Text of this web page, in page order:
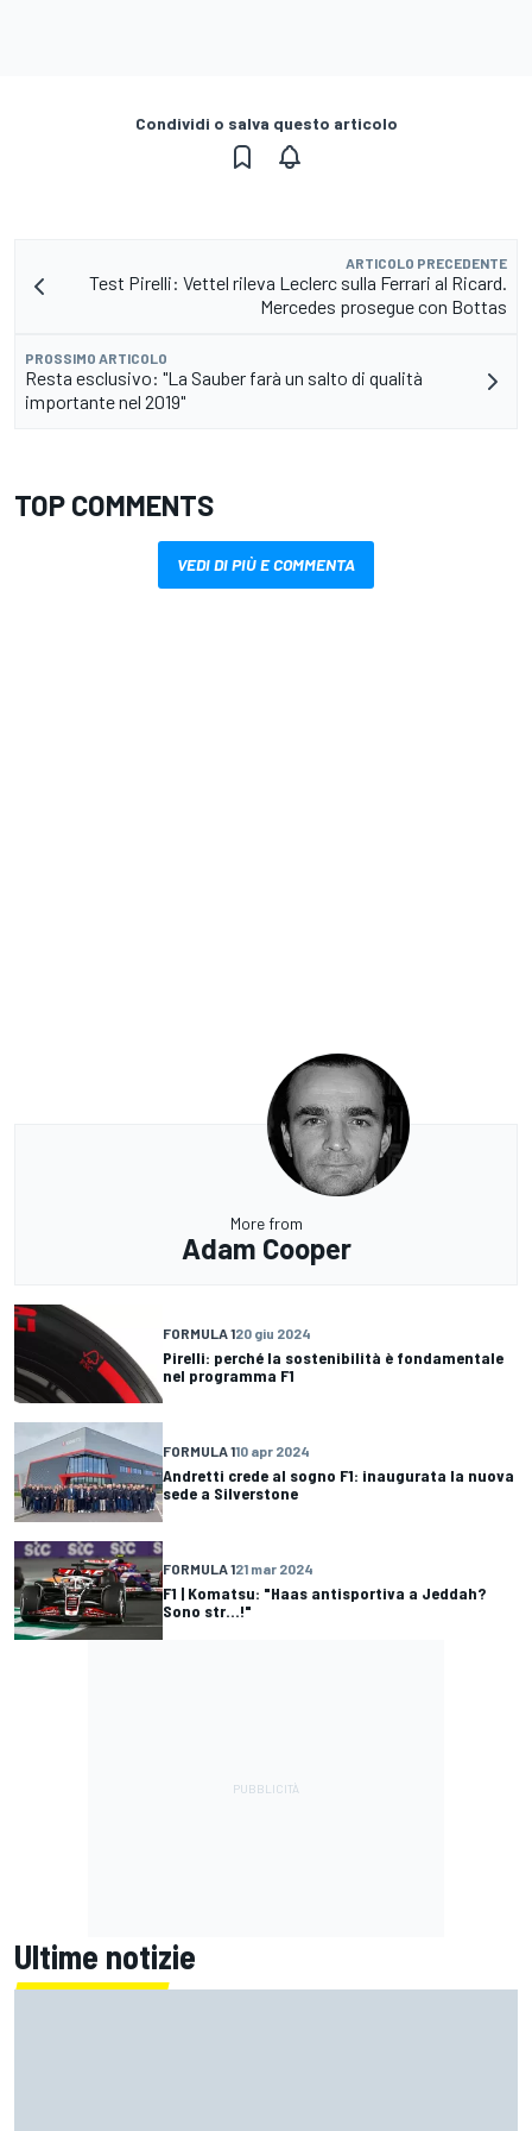
Condividi o salva questo articolo
ARTICOLO PRECEDENTE
Test Pirelli: Vettel rileva Leclerc sulla Ferrari al Ricard.
Mercedes prosegue con Bottas
PROSSIMO ARTICOLO
Resta esclusivo: "La Sauber farà un salto di qualità
importante nel 2019"
TOP COMMENTS
VEDI DI PIÙ E COMMENTA
More from
Adam Cooper
FORMULA 120 giu 2024
Pirelli: perché la sostenibilità è fondamentale
nel programma F1
FORMULA 110 apr 2024
Andretti crede al sogno F1: inaugurata la nuova
sede a Silverstone
FORMULA 121 mar 2024
F1 | Komatsu: "Haas antisportiva a Jeddah?
Sono str...!"
Ultime notizie